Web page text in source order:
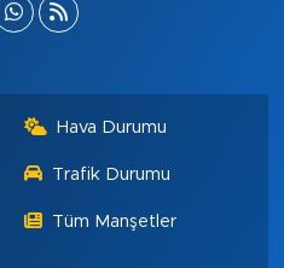
Hava Durumu
Trafik Durumu
Tüm Manşetler